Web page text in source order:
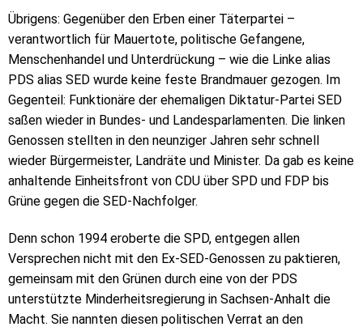
Übrigens: Gegenüber den Erben einer Täterpartei –
verantwortlich für Mauertote, politische Gefangene,
Menschenhandel und Unterdrückung – wie die Linke alias
PDS alias SED wurde keine feste Brandmauer gezogen. Im
Gegenteil: Funktionäre der ehemaligen Diktatur-Partei SED
saßen wieder in Bundes- und Landesparlamenten. Die linken
Genossen stellten in den neunziger Jahren sehr schnell
wieder Bürgermeister, Landräte und Minister. Da gab es keine
anhaltende Einheitsfront von CDU über SPD und FDP bis
Grüne gegen die SED-Nachfolger.
Denn schon 1994 eroberte die SPD, entgegen allen
Versprechen nicht mit den Ex-SED-Genossen zu paktieren,
gemeinsam mit den Grünen durch eine von der PDS
unterstützte Minderheitsregierung in Sachsen-Anhalt die
Macht. Sie nannten diesen politischen Verrat an den